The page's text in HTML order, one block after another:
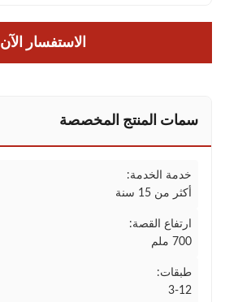
الاستفسار الآن
سمات المنتج المخصصة
خدمة الخدمة:
أكثر من 15 سنة
ارتفاع القصة:
700 ملم
طبقات:
3-12